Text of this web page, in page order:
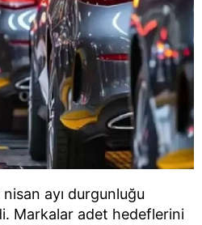
ayı durgunluğu
Markalar adet hedeflerini